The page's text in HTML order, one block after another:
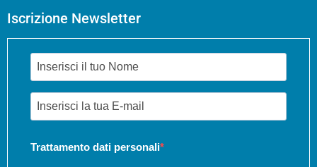
Iscrizione Newsletter
Trattamento dati personali